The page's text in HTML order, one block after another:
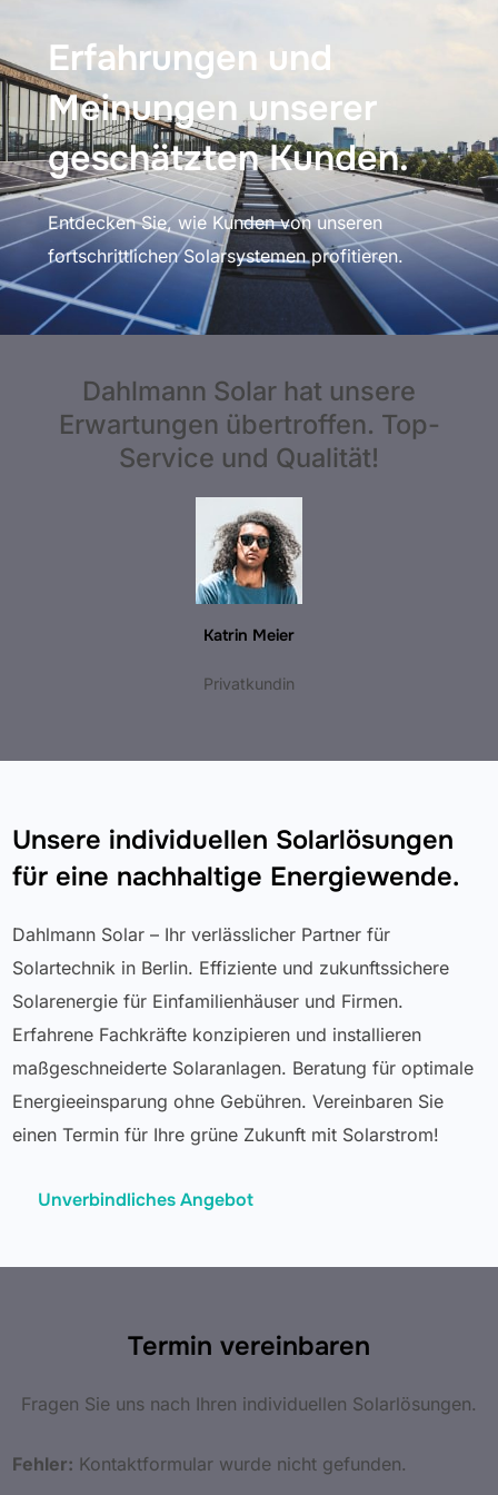
Erfahrungen und
Meinungen unserer
geschätzten Kunden.
Entdecken Sie, wie Kunden von unseren
fortschrittlichen Solarsystemen profitieren.
Dahlmann Solar hat unsere
Erwartungen übertroffen. Top-
Service und Qualität!
Katrin Meier
Privatkundin
Unsere individuellen Solarlösungen
für eine nachhaltige Energiewende.
Dahlmann Solar – Ihr verlässlicher Partner für
Solartechnik in Berlin. Effiziente und zukunftssichere
Solarenergie für Einfamilienhäuser und Firmen.
Erfahrene Fachkräfte konzipieren und installieren
maßgeschneiderte Solaranlagen. Beratung für optimale
Energieeinsparung ohne Gebühren. Vereinbaren Sie
einen Termin für Ihre grüne Zukunft mit Solarstrom!
Unverbindliches Angebot
Termin vereinbaren
Fragen Sie uns nach Ihren individuellen Solarlösungen.
Fehler: Kontaktformular wurde nicht gefunden.